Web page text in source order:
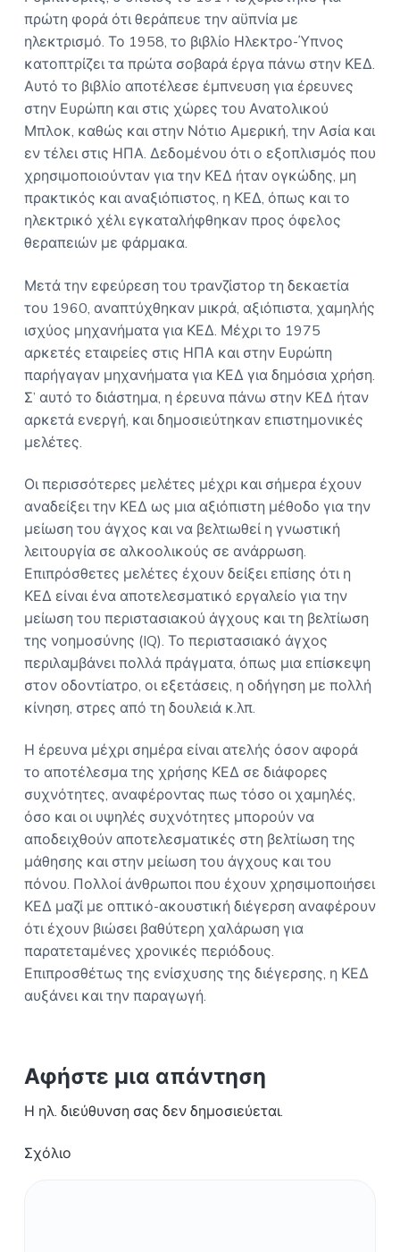
πρώτη φορά ότι θεράπευε την αϋπνία με
ηλεκτρισμό. Το 1958, το βιβλίο Ηλεκτρο-Ύπνος
κατοπτρίζει τα πρώτα σοβαρά έργα πάνω στην ΚΕΔ.
Αυτό το βιβλίο αποτέλεσε έμπνευση για έρευνες
στην Ευρώπη και στις χώρες του Ανατολικού
Μπλοκ, καθώς και στην Νότιο Αμερική, την Ασία και
εν τέλει στις ΗΠΑ. Δεδομένου ότι ο εξοπλισμός που
χρησιμοποιούνταν για την ΚΕΔ ήταν ογκώδης, μη
πρακτικός και αναξιόπιστος, η ΚΕΔ, όπως και το
ηλεκτρικό χέλι εγκαταλήφθηκαν προς όφελος
θεραπειών με φάρμακα.
Μετά την εφεύρεση του τρανζίστορ τη δεκαετία
του 1960, αναπτύχθηκαν μικρά, αξιόπιστα, χαμηλής
ισχύος μηχανήματα για ΚΕΔ. Μέχρι το 1975
αρκετές εταιρείες στις ΗΠΑ και στην Ευρώπη
παρήγαγαν μηχανήματα για ΚΕΔ για δημόσια χρήση.
Σ’ αυτό το διάστημα, η έρευνα πάνω στην ΚΕΔ ήταν
αρκετά ενεργή, και δημοσιεύτηκαν επιστημονικές
μελέτες.
Οι περισσότερες μελέτες μέχρι και σήμερα έχουν
αναδείξει την ΚΕΔ ως μια αξιόπιστη μέθοδο για την
μείωση του άγχος και να βελτιωθεί η γνωστική
λειτουργία σε αλκοολικούς σε ανάρρωση.
Επιπρόσθετες μελέτες έχουν δείξει επίσης ότι η
ΚΕΔ είναι ένα αποτελεσματικό εργαλείο για την
μείωση του περιστασιακού άγχους και τη βελτίωση
της νοημοσύνης (IQ). Το περιστασιακό άγχος
περιλαμβάνει πολλά πράγματα, όπως μια επίσκεψη
στον οδοντίατρο, οι εξετάσεις, η οδήγηση με πολλή
κίνηση, στρες από τη δουλειά κ.λπ.
Η έρευνα μέχρι σημέρα είναι ατελής όσον αφορά
το αποτέλεσμα της χρήσης ΚΕΔ σε διάφορες
συχνότητες, αναφέροντας πως τόσο οι χαμηλές,
όσο και οι υψηλές συχνότητες μπορούν να
αποδειχθούν αποτελεσματικές στη βελτίωση της
μάθησης και στην μείωση του άγχους και του
πόνου. Πολλοί άνθρωποι που έχουν χρησιμοποιήσει
ΚΕΔ μαζί με οπτικό-ακουστική διέγερση αναφέρουν
ότι έχουν βιώσει βαθύτερη χαλάρωση για
παρατεταμένες χρονικές περιόδους.
Επιπροσθέτως της ενίσχυσης της διέγερσης, η ΚΕΔ
αυξάνει και την παραγωγή.
Αφήστε μια απάντηση
Η ηλ. διεύθυνση σας δεν δημοσιεύεται.
Σχόλιο